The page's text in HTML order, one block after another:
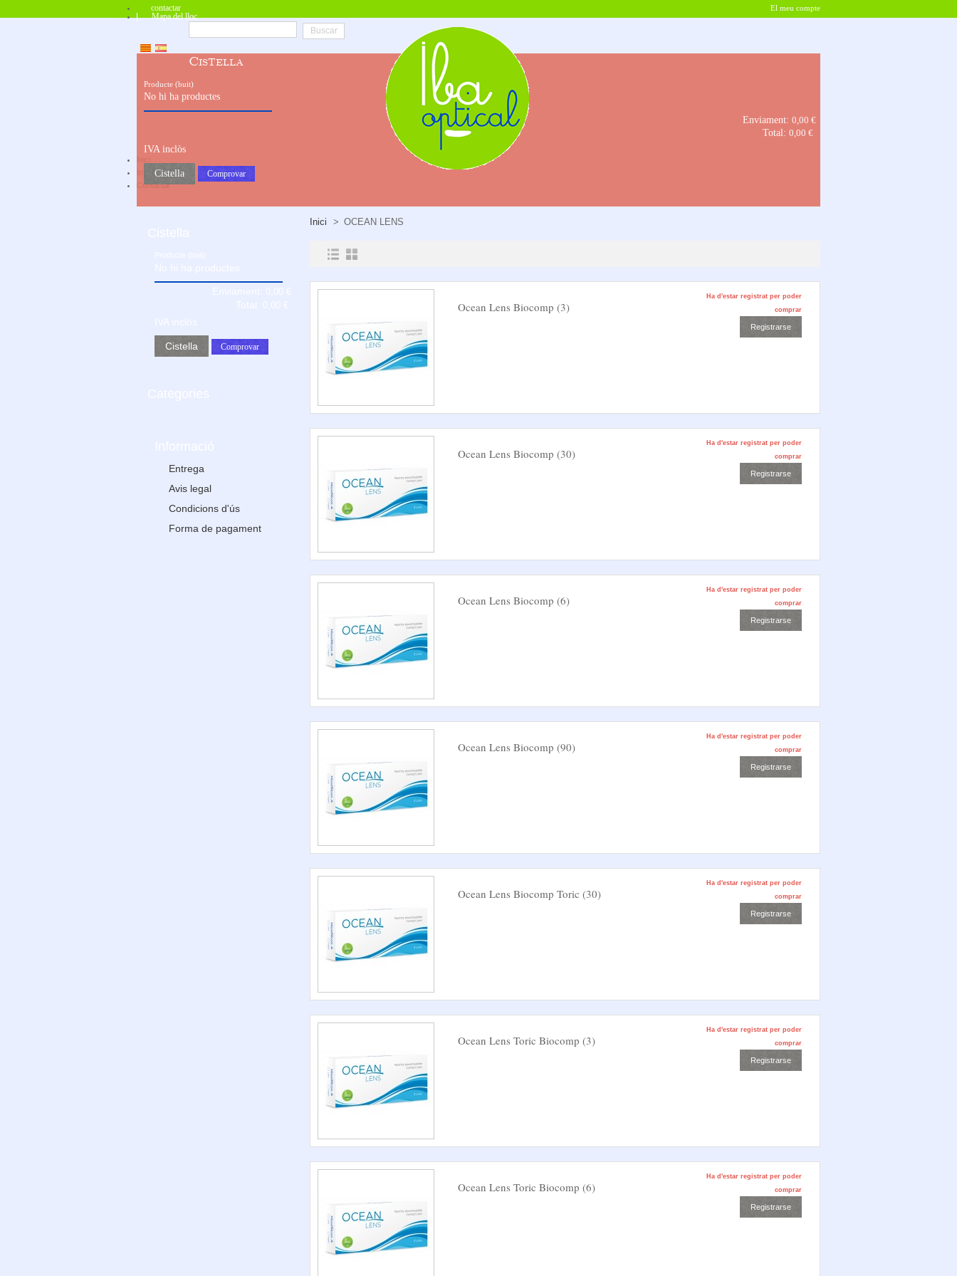
contactar
Mapa del lloc
El meu compte
Cistella
Producte (buit)
No hi ha productes
Enviament: 0,00 €
Total: 0,00 €
IVA inclòs
Cistella Comprovar
Informació
Contactar
Cistella Comprovar
Entrega
Avis legal
Condicions d'ús
Forma de pagament
Inici > OCEAN LENS
Ocean Lens Biocomp (3)
Ha d'estar registrat per poder
comprar
Ocean Lens Biocomp (30)
Ha d'estar registrat per poder
comprar
Ocean Lens Biocomp (6)
Ha d'estar registrat per poder
comprar
Ocean Lens Biocomp (90)
Ha d'estar registrat per poder
comprar
Ocean Lens Biocomp Toric (30)
Ha d'estar registrat per poder
comprar
Ocean Lens Toric Biocomp (3)
Ha d'estar registrat per poder
comprar
Ocean Lens Toric Biocomp (6)
Ha d'estar registrat per poder
comprar